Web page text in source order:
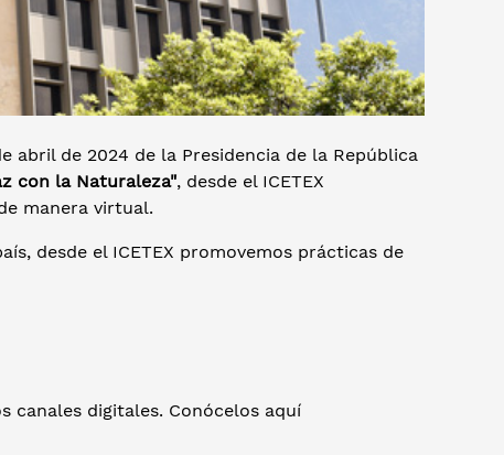
abril de 2024 de la Presidencia de la República
con la Naturaleza", desde el ICETEX
manera virtual.
desde el ICETEX promovemos prácticas de
canales digitales. Conócelos aquí